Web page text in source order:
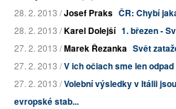
28. 2. 2013 /Josef Praks ČR: Chybí
28. 2. 2013 /Karel Dolejší 1. březen -
27. 2. 2013 /Marek Řezanka Svět
27. 2. 2013 /V ich očiach sme len odpad
27. 2. 2013 /Volební výsledky v Itálii
evropské stab...